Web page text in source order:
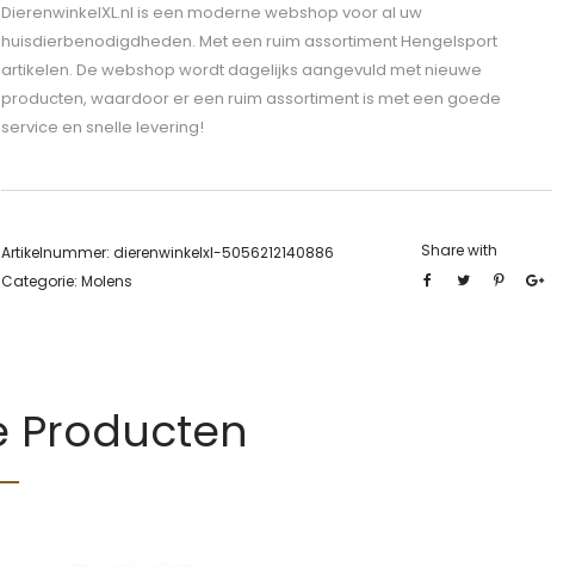
DierenwinkelXL.nl is een moderne webshop voor al uw
huisdierbenodigdheden. Met een ruim assortiment Hengelsport
artikelen. De webshop wordt dagelijks aangevuld met nieuwe
producten, waardoor er een ruim assortiment is met een goede
service en snelle levering!
Artikelnummer: dierenwinkelxl-5056212140886
Categorie: Molens
Share with
Producten